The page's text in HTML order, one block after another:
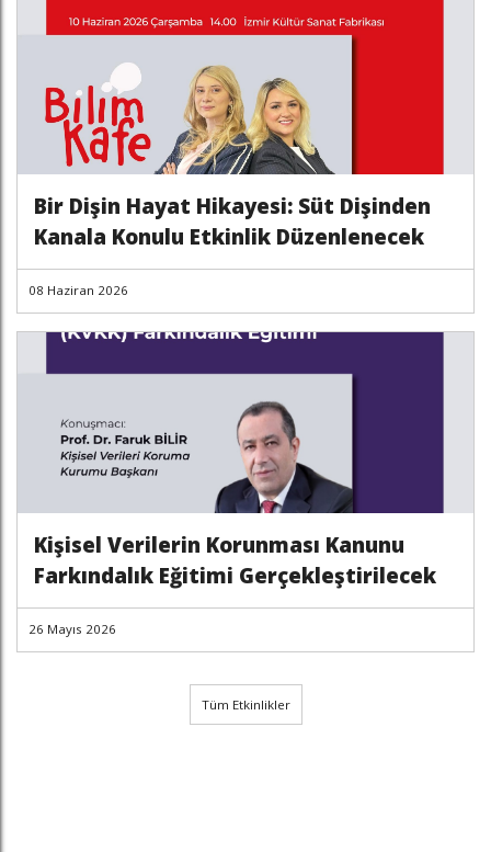
Bir Dişin Hayat Hikayesi: Süt Dişinden
Kanala Konulu Etkinlik Düzenlenecek
08 Haziran 2026
Kişisel Verilerin Korunması Kanunu
Farkındalık Eğitimi Gerçekleştirilecek
26 Mayıs 2026
Tüm Etkinlikler